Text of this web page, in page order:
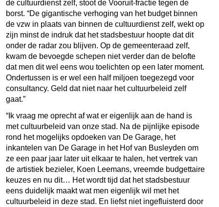
de cultuurdienst zelf, stoot de Vooruit-fractie tegen de
borst. “De gigantische verhoging van het budget binnen
de vzw in plaats van binnen de cultuurdienst zelf, wekt op
zijn minst de indruk dat het stadsbestuur hoopte dat dit
onder de radar zou blijven. Op de gemeenteraad zelf,
kwam de bevoegde schepen niet verder dan de belofte
dat men dit wel eens wou toelichten op een later moment.
Ondertussen is er wel een half miljoen toegezegd voor
consultancy. Geld dat niet naar het cultuurbeleid zelf
gaat.”
“Ik vraag me oprecht af wat er eigenlijk aan de hand is
met cultuurbeleid van onze stad. Na de pijnlijke episode
rond het mogelijks opdoeken van De Garage, het
inkantelen van De Garage in het Hof van Busleyden om
ze een paar jaar later uit elkaar te halen, het vertrek van
de artistiek bezieler, Koen Leemans, vreemde budgettaire
keuzes en nu dit… Het wordt tijd dat het stadsbestuur
eens duidelijk maakt wat men eigenlijk wil met het
cultuurbeleid in deze stad. En liefst niet ingefluisterd door